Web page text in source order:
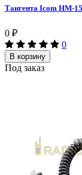
Тангента Icom HM-
0 ₽
0
В корзину
Под заказ